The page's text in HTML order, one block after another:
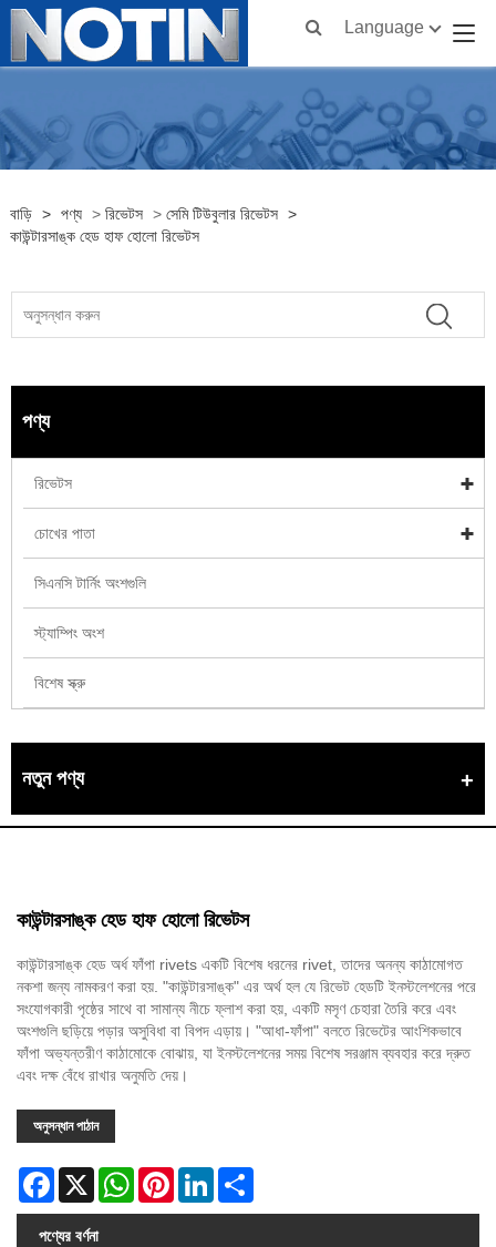
Language
বাড়ি > পণ্য > রিভেটস > সেমি টিউবুলার রিভেটস >
কাউন্টারসাঙ্ক হেড হাফ হোলো রিভেটস
পণ্য
রিভেটস
চোখের পাতা
সিএনসি টার্নিং অংশগুলি
স্ট্যাম্পিং অংশ
বিশেষ স্ক্রু
নতুন পণ্য
কাউন্টারসাঙ্ক হেড হাফ হোলো রিভেটস
কাউন্টারসাঙ্ক হেড অর্ধ ফাঁপা rivets একটি বিশেষ ধরনের rivet, তাদের অনন্য কাঠামোগত
নকশা জন্য নামকরণ করা হয়. "কাউন্টারসাঙ্ক" এর অর্থ হল যে রিভেট হেডটি ইনস্টলেশনের পরে
সংযোগকারী পৃষ্ঠের সাথে বা সামান্য নীচে ফ্লাশ করা হয়, একটি মসৃণ চেহারা তৈরি করে এবং
অংশগুলি ছড়িয়ে পড়ার অসুবিধা বা বিপদ এড়ায়। "আধা-ফাঁপা" বলতে রিভেটের আংশিকভাবে
ফাঁপা অভ্যন্তরীণ কাঠামোকে বোঝায়, যা ইনস্টলেশনের সময় বিশেষ সরঞ্জাম ব্যবহার করে দ্রুত
এবং দক্ষ বেঁধে রাখার অনুমতি দেয়।
অনুসন্ধান পাঠান
Facebook
X WhatsAppPinterestLinkedIn
পণ্যের বর্ণনা